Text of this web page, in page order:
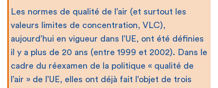
Les normes de qualité de l’air (et surtout les
valeurs limites de concentration, VLC),
aujourd’hui en vigueur dans l’UE, ont été définies
il y a plus de 20 ans (entre 1999 et 2002). Dans le
cadre du réexamen de la politique « qualité de
l’air » de l’UE, elles ont déjà fait l’objet de trois